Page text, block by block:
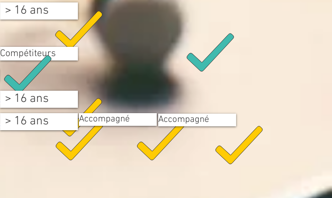
> 16 ans
Compétiteurs
> 16 ans
> 16 ans Accompagné Accompagné